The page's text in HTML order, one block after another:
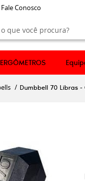
Fale Conosco
ERGÔMETROS
Dumbbell 70 Libras -